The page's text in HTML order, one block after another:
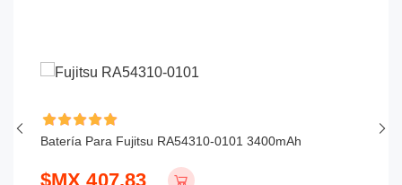
Batería Para Fujitsu RA54310-0101 3400mAh
$MX 407.83